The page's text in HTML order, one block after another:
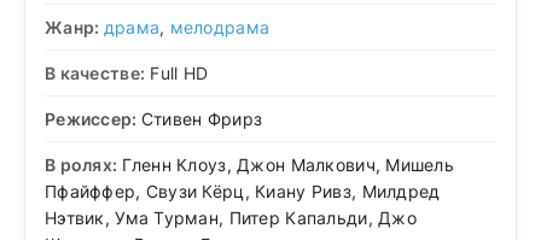
Жанр: драма, мелодрама
В качестве: Full HD
Режиссер: Стивен Фрирз
В ролях: Гленн Клоуз, Джон Малкович, Мишель
Пфайффер, Свузи Кёрц, Киану Ривз, Милдред
Нэтвик, Ума Турман, Питер Капальди, Джо